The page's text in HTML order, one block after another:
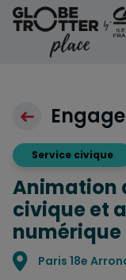
Aller au contenu
Service civique
Animation
civique et
numérique
Localisation
Paris 18e